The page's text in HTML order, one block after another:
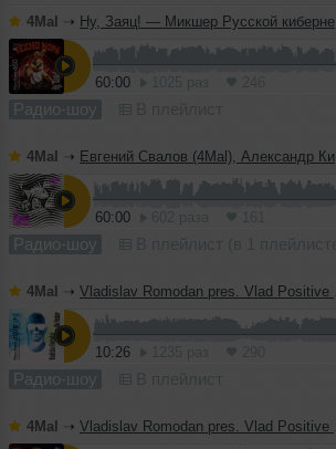
4Mal ➝ Ну, Заяц! — Микшер Русской кибернетики 460 с Евгением Сваловым (4Mal) и Александром Киреевым (22.07.2026)
60:00
Радио-шоу
4Mal ➝ Евгений Свалов (4Mal), Александр Киреев — Русская кибернетика 725 (22.07.2026)
60:00
Радио-шоу
4Mal ➝ Vladislav Romodan pres. Vlad Positive — Микшер Русской кибернетики 459, Part 2, с Евгением Сваловым (4Mal) и Александром Киреевым (15.07.2026)
10:26
Радио-шоу
4Mal ➝ Vladislav Romodan pres. Vlad Positive — Микшер Русской кибернетики 459, Part 1, с Евгением Сваловым (4Mal) и Александром Киреевым (15.07.2026)